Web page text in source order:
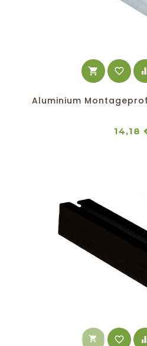
shopping_cart favorite_border
Aluminium
14,18
shopping_cart favorite_border